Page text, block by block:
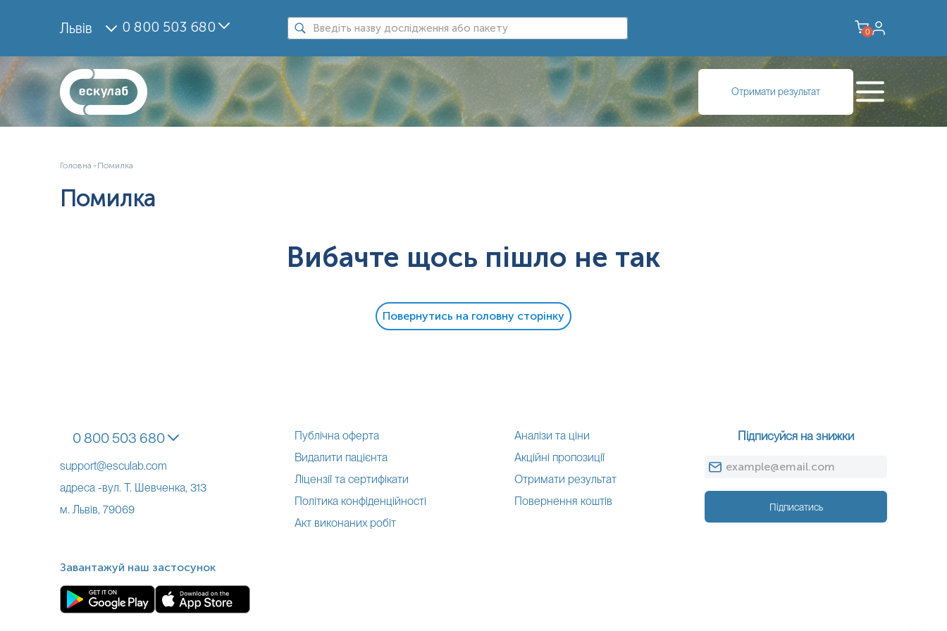
Львів 0 800 503 680 0
Отримати результат
Головна Помилка
Помилка
Вибачте щось пішло не так
Повернутись на головну сторінку
0 800 503 680
support@esculab.com
адреса -вул. Т. Шевченка, 313
м. Львів, 79069
Публічна оферта
Видалити пацієнта
Ліцензії та сертифікати
Політика конфіденційності
Акт виконаних робіт
Аналізи та ціни
Акційні пропозиції
Отримати результат
Повернення коштів
Підписуйся на знижки
Підписатись
Завантажуй наш застосунок